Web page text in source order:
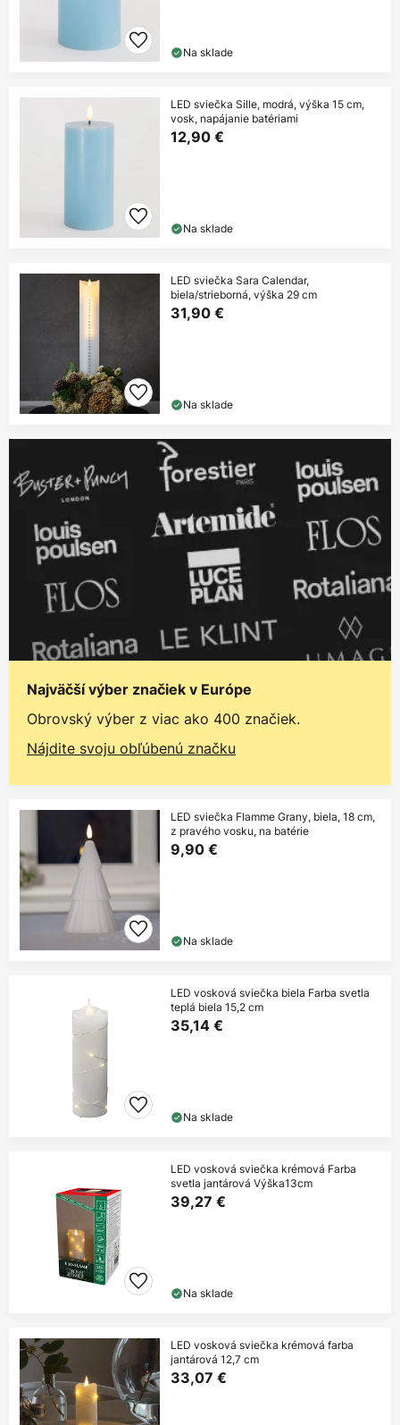
Na sklade
LED sviečka Sille, modrá, výška 15 cm,
vosk, napájanie batériami
12,90 €
Na sklade
LED sviečka Sara Calendar,
biela/strieborná, výška 29 cm
31,90 €
Na sklade
Najväčší výber značiek v Európe
Obrovský výber z viac ako 400 značiek.
Nájdite svoju obľúbenú značku
LED sviečka Flamme Grany, biela, 18 cm,
z pravého vosku, na batérie
9,90 €
Na sklade
LED vosková sviečka biela Farba svetla
teplá biela 15,2 cm
35,14 €
Na sklade
LED vosková sviečka krémová Farba
svetla jantárová Výška13cm
39,27 €
Na sklade
LED vosková sviečka krémová farba
jantárová 12,7 cm
33,07 €